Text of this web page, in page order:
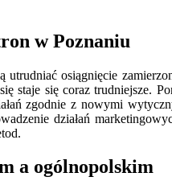
w Poznaniu
osiągnięcie
się coraz trudniejsze.
zgodnie z nowymi
działań
a ogólnopolskim